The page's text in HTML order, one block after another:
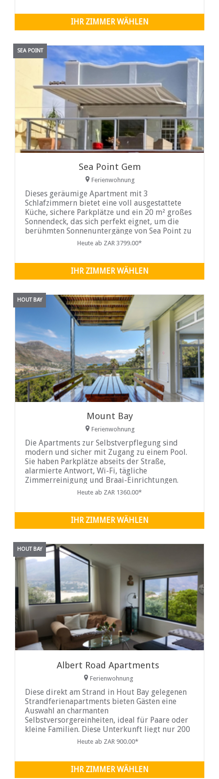
IHR ZIMMER WÄHLEN
SEA POINT
Sea Point Gem
Ferienwohnung
Dieses geräumige Apartment mit 3
Schlafzimmern bietet eine voll ausgestattete
Küche, sichere Parkplätze und ein 20 m² großes
Sonnendeck, das sich perfekt eignet, um die
berühmten Sonnenuntergänge von Sea Point zu
genießen. Es wurde als einladendes zweites
Heute ab ZAR 3799.00*
IHR ZIMMER WÄHLEN
HOUT BAY
Mount Bay
Ferienwohnung
Die Apartments zur Selbstverpflegung sind
modern und sicher mit Zugang zu einem Pool.
Sie haben Parkplätze abseits der Straße,
alarmierte Antwort, Wi-Fi, tägliche
Zimmerreinigung und Braai-Einrichtungen.
Heute ab ZAR 1360.00*
IHR ZIMMER WÄHLEN
HOUT BAY
Albert Road Apartments
Ferienwohnung
Diese direkt am Strand in Hout Bay gelegenen
Strandferienapartments bieten Gästen eine
Auswahl an charmanten
Selbstversorgereinheiten, ideal für Paare oder
kleine Familien. Diese Unterkunft liegt nur 200
Meter von Mariners Wharf entfernt und bietet
Heute ab ZAR 900.00*
IHR ZIMMER WÄHLEN